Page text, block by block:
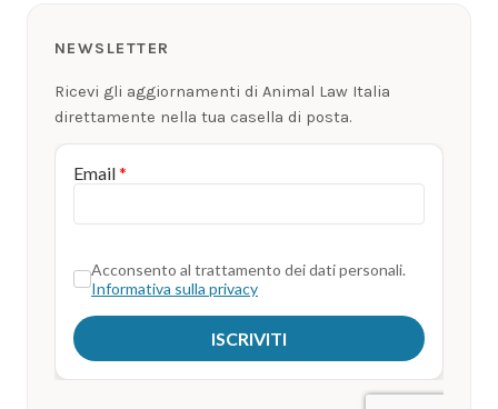
NEWSLETTER
Ricevi gli aggiornamenti di Animal Law Italia
direttamente nella tua casella di posta.